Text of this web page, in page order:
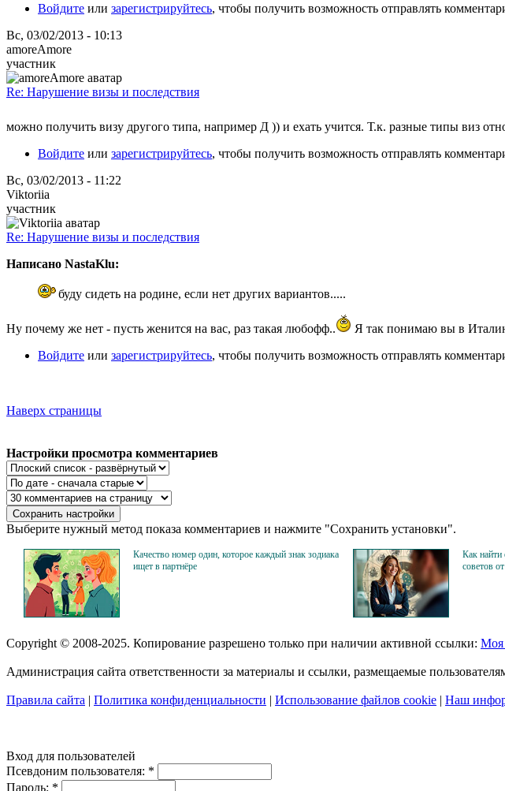
Войдите или зарегистрируйтесь, чтобы получить возможность отправлять
Вс, 03/02/2013 - 10:13
amoreAmore
участник
Re: Нарушение визы и последствия
можно получить визу другого типа, например Д )) и ехать учится. Т.к. разные типы виз
Войдите или зарегистрируйтесь, чтобы получить возможность отправлять
Вс, 03/02/2013 - 11:22
Viktoriia
участник
Re: Нарушение визы и последствия
Написано NastaKlu:
буду сидеть на родине, если нет других вариантов.....
Ну почему же нет - пусть женится на вас, раз такая любофф..
Я так понимаю вы в
Войдите или зарегистрируйтесь, чтобы получить возможность отправлять
Наверх страницы
Настройки просмотра комментариев
Выберите нужный метод показа комментариев и нажмите "Сохранить установки".
Качество номер один, которое каждый знак зодиака
ищет в партнёре
Как
советов
Copyright © 2008-2025. Копирование разрешено только при наличии активной ссылки: Моя
Администрация сайта ответственности за материалы и ссылки, размещаемые
Правила сайта | Политика конфиденциальности | Использование файлов cookie | Наш
Вход для пользователей
Псевдоним пользователя: *
Пароль: *